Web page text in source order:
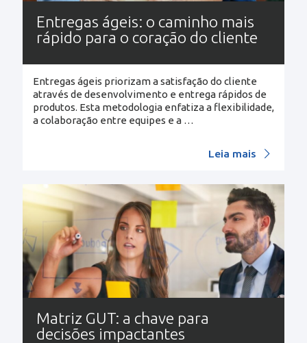
Entregas ágeis: o caminho mais
rápido para o coração do cliente
Entregas ágeis priorizam a satisfação do cliente
através de desenvolvimento e entrega rápidos de
produtos. Esta metodologia enfatiza a flexibilidade,
a colaboração entre equipes e a …
Leia mais
Matriz GUT: a chave para
decisões impactantes